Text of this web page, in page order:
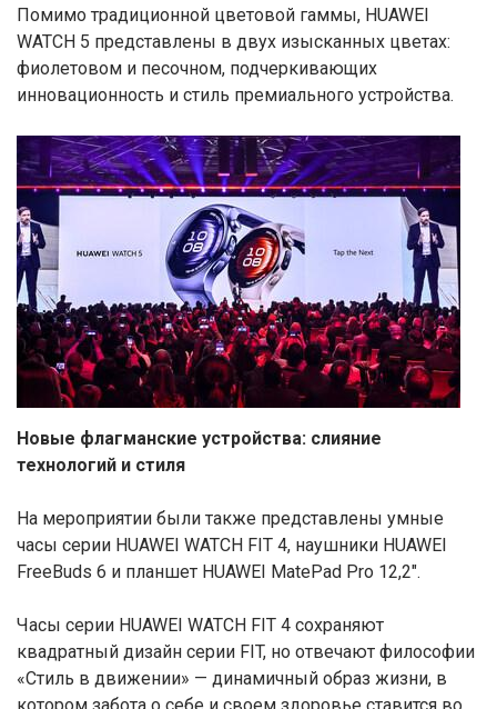
Помимо традиционной цветовой гаммы, HUAWEI
WATCH 5 представлены в двух изысканных цветах:
фиолетовом и песочном, подчеркивающих
инновационность и стиль премиального устройства.
Новые флагманские устройства: слияние
технологий и стиля
На мероприятии были также представлены умные
часы серии HUAWEI WATCH FIT 4, наушники HUAWEI
FreeBuds 6 и планшет HUAWEI MatePad Pro 12,2″.
Часы серии HUAWEI WATCH FIT 4 сохраняют
квадратный дизайн серии FIT, но отвечают философии
«Стиль в движении» — динамичный образ жизни, в